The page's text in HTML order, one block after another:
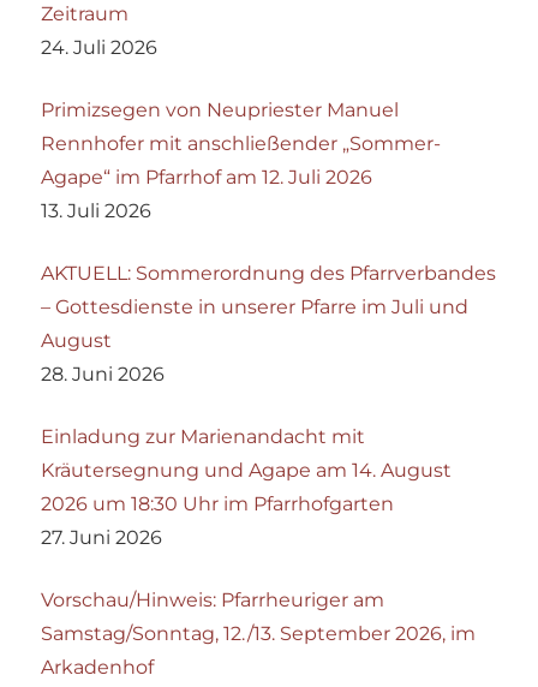
Zeitraum
24. Juli 2026
Primizsegen von Neupriester Manuel
Rennhofer mit anschließender „Sommer-
Agape“ im Pfarrhof am 12. Juli 2026
13. Juli 2026
AKTUELL: Sommerordnung des Pfarrverbandes
– Gottesdienste in unserer Pfarre im Juli und
August
28. Juni 2026
Einladung zur Marienandacht mit
Kräutersegnung und Agape am 14. August
2026 um 18:30 Uhr im Pfarrhofgarten
27. Juni 2026
Vorschau/Hinweis: Pfarrheuriger am
Samstag/Sonntag, 12./13. September 2026, im
Arkadenhof